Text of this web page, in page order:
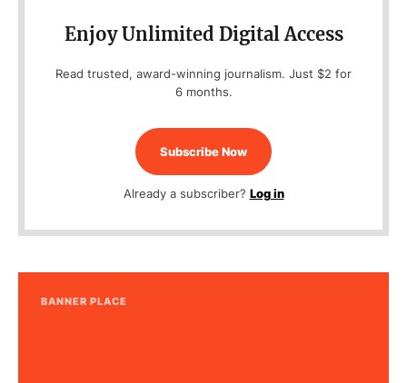
Enjoy Unlimited Digital Access
Read trusted, award-winning journalism. Just $2 for
6 months.
Subscribe Now
Already a subscriber? Log in
BANNER PLACE